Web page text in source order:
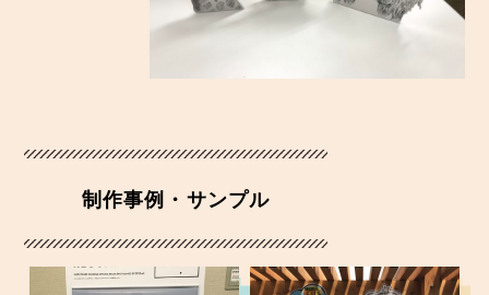
制作事例・サンプル